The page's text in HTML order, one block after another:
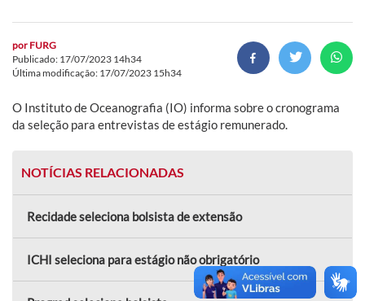
por FURG
Publicado: 17/07/2023 14h34
Última modificação: 17/07/2023 15h34
O Instituto de Oceanografia (IO) informa sobre o cronograma
da seleção para entrevistas de estágio remunerado.
NOTÍCIAS RELACIONADAS
Recidade seleciona bolsista de extensão
ICHI seleciona para estágio não obrigatório